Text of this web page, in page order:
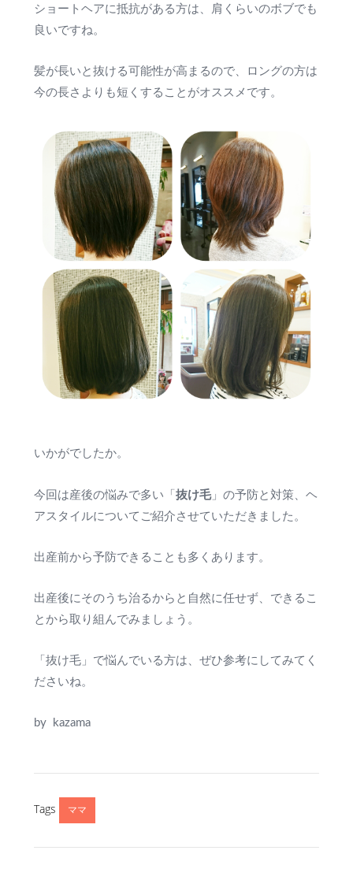
ショートヘアに抵抗がある方は、肩くらいのボブでも
良いですね。
髪が長いと抜ける可能性が高まるので、ロングの方は
今の長さよりも短くすることがオススメです。
いかがでしたか。
今回は産後の悩みで多い「抜け毛」の予防と対策、ヘ
アスタイルについてご紹介させていただきました。
出産前から予防できることも多くあります。
出産後にそのうち治るからと自然に任せず、できるこ
とから取り組んでみましょう。
「抜け毛」で悩んでいる方は、ぜひ参考にしてみてく
ださいね。
by kazama
Tags ママ